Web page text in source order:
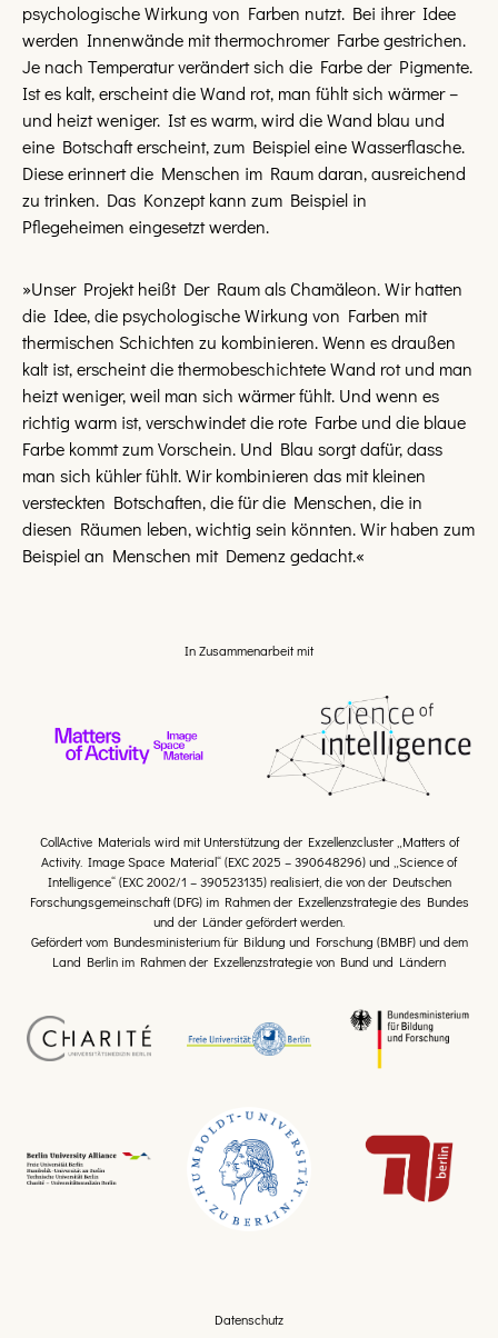
psychologische Wirkung von Farben nutzt. Bei ihrer Idee
werden Innenwände mit thermochromer Farbe gestrichen.
Je nach Temperatur verändert sich die Farbe der Pigmente.
Ist es kalt, erscheint die Wand rot, man fühlt sich wärmer –
und heizt weniger. Ist es warm, wird die Wand blau und
eine Botschaft erscheint, zum Beispiel eine Wasserflasche.
Diese erinnert die Menschen im Raum daran, ausreichend
zu trinken. Das Konzept kann zum Beispiel in
Pflegeheimen eingesetzt werden.
»Unser Projekt heißt Der Raum als Chamäleon. Wir hatten
die Idee, die psychologische Wirkung von Farben mit
thermischen Schichten zu kombinieren. Wenn es draußen
kalt ist, erscheint die thermobeschichtete Wand rot und man
heizt weniger, weil man sich wärmer fühlt. Und wenn es
richtig warm ist, verschwindet die rote Farbe und die blaue
Farbe kommt zum Vorschein. Und Blau sorgt dafür, dass
man sich kühler fühlt. Wir kombinieren das mit kleinen
versteckten Botschaften, die für die Menschen, die in
diesen Räumen leben, wichtig sein könnten. Wir haben zum
Beispiel an Menschen mit Demenz gedacht.«
In Zusammenarbeit mit
CollActive Materials wird mit Unterstützung der Exzellenzcluster „Matters of
Activity. Image Space Material“ (EXC 2025 – 390648296) und „Science of
Intelligence“ (EXC 2002/1 – 390523135) realisiert, die von der Deutschen
Forschungsgemeinschaft (DFG) im Rahmen der Exzellenzstrategie des Bundes
und der Länder gefördert werden.
Gefördert vom Bundesministerium für Bildung und Forschung (BMBF) und dem
Land Berlin im Rahmen der Exzellenzstrategie von Bund und Ländern
Datenschutz